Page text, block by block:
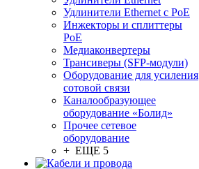
Удлинители Ethernet с PoE
Инжекторы и сплиттеры
PoE
Медиаконвертеры
Трансиверы (SFP-модули)
Оборудование для усиления
сотовой связи
Каналообразующее
оборудование «Болид»
Прочее сетевое
оборудование
+ ЕЩЕ 5